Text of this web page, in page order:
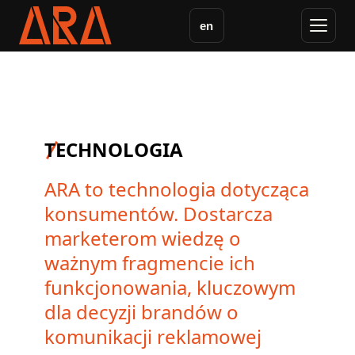
en
TECHNOLOGIA
ARA to technologia dotycząca
konsumentów. Dostarcza
marketerom wiedzę o
ważnym fragmencie ich
funkcjonowania, kluczowym
dla decyzji brandów o
komunikacji reklamowej